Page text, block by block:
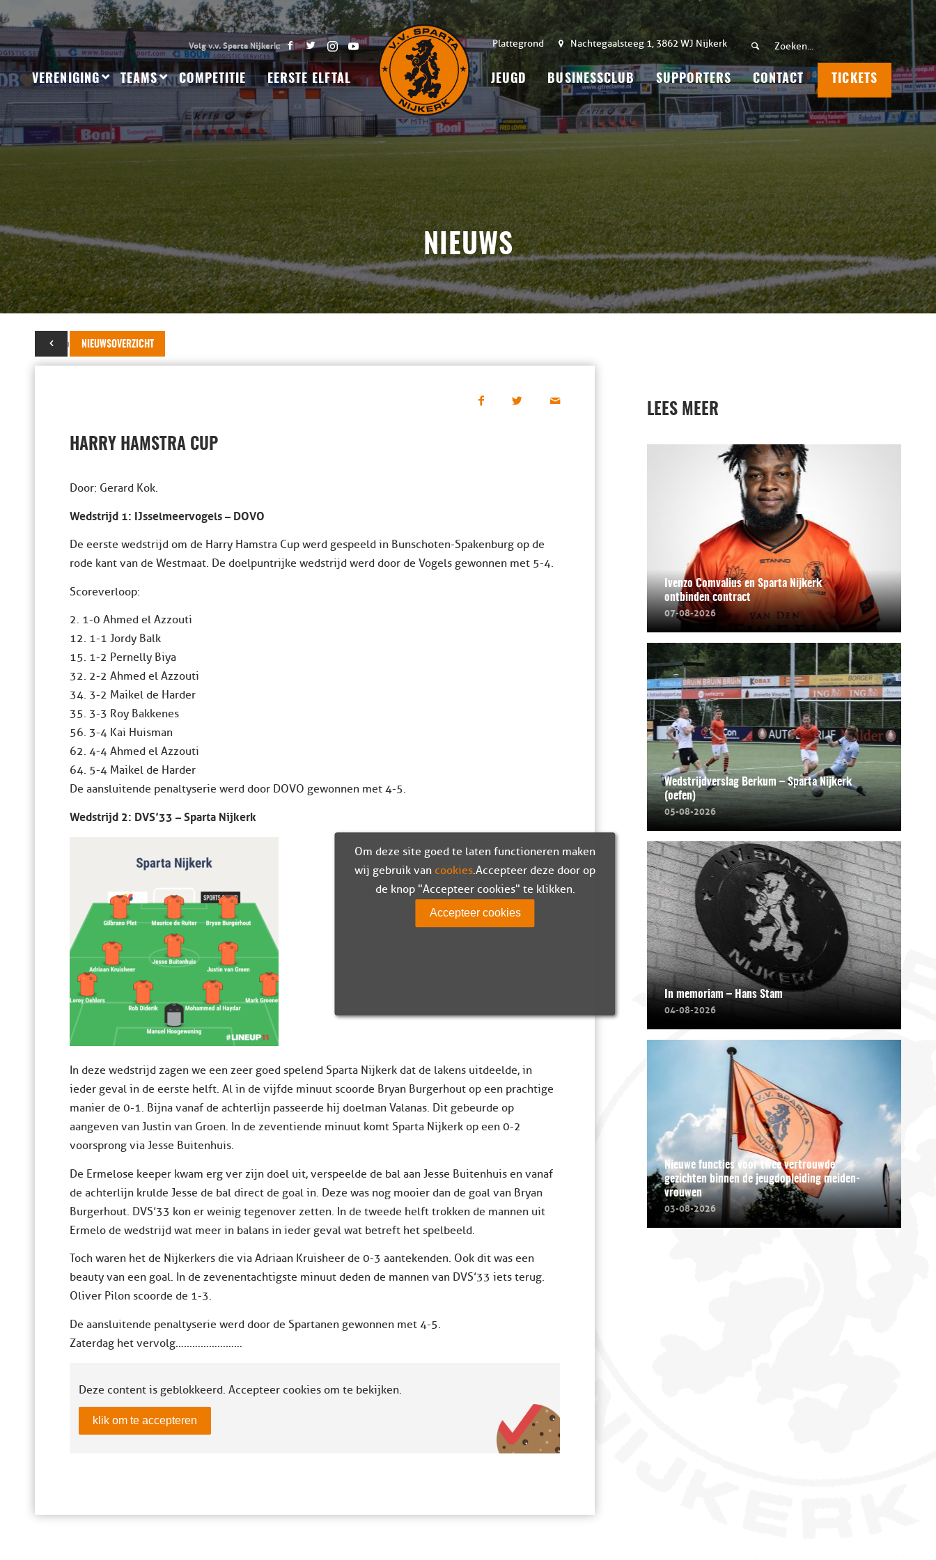
Plattegrond Nachtegaalsteeg 1, 3862 WJ Nijkerk
VERENIGING TEAMS COMPETITIE EERSTE ELFTAL JEUGD BUSINESSCLUB SUPPORTERS CONTACT TICKETS
NIEUWS
NIEUWSOVERZICHT
07 augustus 2019
HARRY HAMSTRA CUP
Door: Gerard Kok.
Wedstrijd 1: IJsselmeervogels – DOVO
De eerste wedstrijd om de Harry Hamstra Cup werd gespeeld in Bunschoten-Spakenburg op de
rode kant van de Westmaat. De doelpuntrijke wedstrijd werd door de Vogels gewonnen met 5-4.
Scoreverloop:
2. 1-0 Ahmed el Azzouti
12. 1-1 Jordy Balk
15. 1-2 Pernelly Biya
32. 2-2 Ahmed el Azzouti
34. 3-2 Maikel de Harder
35. 3-3 Roy Bakkenes
56. 3-4 Kai Huisman
62. 4-4 Ahmed el Azzouti
64. 5-4 Maikel de Harder
De aansluitende penaltyserie werd door DOVO gewonnen met 4-5.
Wedstrijd 2: DVS’33 – Sparta Nijkerk
In deze wedstrijd zagen we een zeer goed spelend Sparta Nijkerk dat de lakens uitdeelde, in
ieder geval in de eerste helft. Al in de vijfde minuut scoorde Bryan Burgerhout op een prachtige
manier de 0-1. Bijna vanaf de achterlijn passeerde hij doelman Valanas. Dit gebeurde op
aangeven van Justin van Groen. In de zeventiende minuut komt Sparta Nijkerk op een 0-2
voorsprong via Jesse Buitenhuis.
De Ermelose keeper kwam erg ver zijn doel uit, verspeelde de bal aan Jesse Buitenhuis en vanaf
de achterlijn krulde Jesse de bal direct de goal in. Deze was nog mooier dan de goal van Bryan
Burgerhout. DVS’33 kon er weinig tegenover zetten. In de tweede helft trokken de mannen uit
Ermelo de wedstrijd wat meer in balans in ieder geval wat betreft het spelbeeld.
Toch waren het de Nijkerkers die via Adriaan Kruisheer de 0-3 aantekenden. Ook dit was een
beauty van een goal. In de zevenentachtigste minuut deden de mannen van DVS’33 iets terug.
Oliver Pilon scoorde de 1-3.
De aansluitende penaltyserie werd door de Spartanen gewonnen met 4-5.
Zaterdag het vervolg……………………
Deze content is geblokkeerd. Accepteer cookies om te bekijken.
klik om te accepteren
LEES MEER
Ivenzo Comvalius en Sparta Nijkerk
ontbinden contract
07-08-2026
Wedstrijdverslag Berkum – Sparta Nijkerk
(oefen)
05-08-2026
In memoriam – Hans Stam
04-08-2026
Nieuwe functies voor twee vertrouwde
gezichten binnen de jeugdopleiding meiden-
vrouwen
03-08-2026
Om deze site goed te laten functioneren maken
wij gebruik van cookies. Accepteer deze door op
de knop "Accepteer cookies" te klikken.
Accepteer cookies